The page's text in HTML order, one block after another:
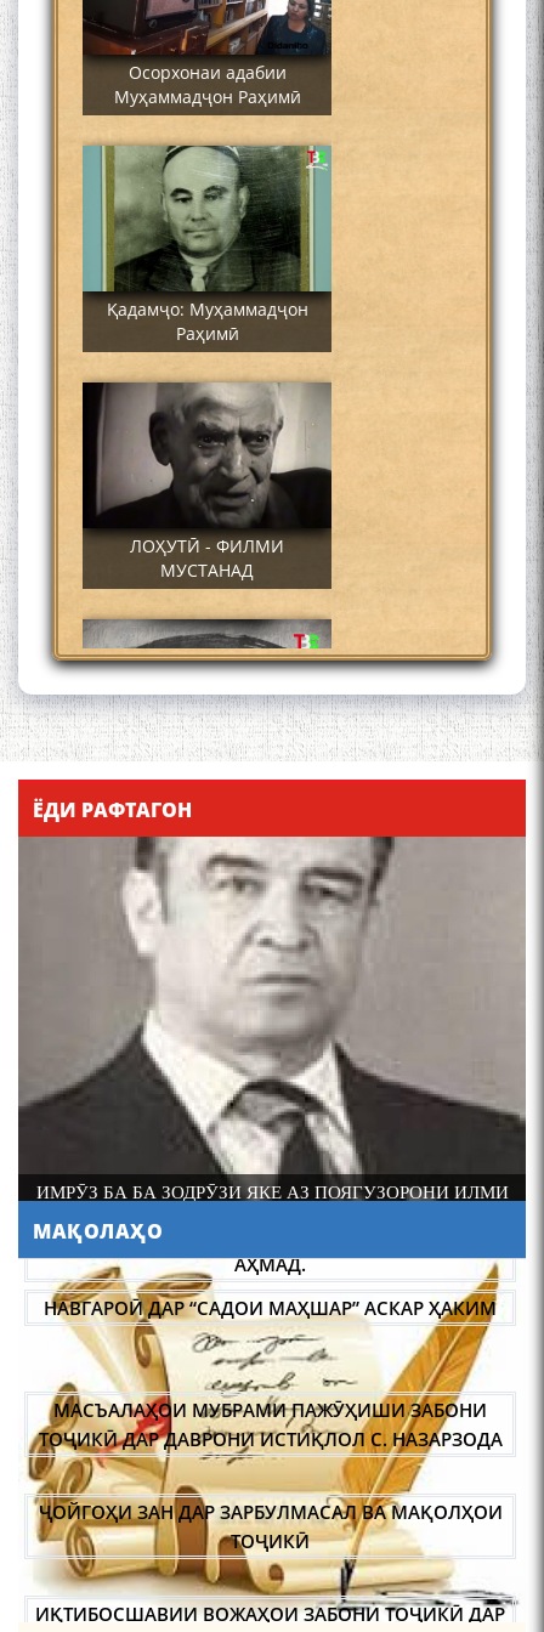
Осорхонаи адабии
Муҳаммадҷон Раҳимӣ
Қадамҷо: Муҳаммадҷон
Раҳимӣ
ЛОҲУТӢ - ФИЛМИ
МУСТАНАД
Қадамҷо - Лоҳутӣ
4-уми декабр- зодрӯзи
шоири абадзинда Абулқосим
Лоҳутӣ
АБУЛҚОСИМ ЛОҲУТӢ /
ABULQOSIM LOHUTY/
Что знают в Ташкенте о
Мирзо Турсунзаде, чьим
именем назвали станцию
метро?
ЁДИ РАФТАГОН
ИМРӮЗ БА БА ЗОДРӮЗИ ЯКЕ АЗ ПОЯГУЗОРОНИ ИЛМИ
АМОНОВ САД СОЛ ПУР ШУД.
МАҚОЛАҲО
НАВГАРОӢ ДАР “САДОИ МАҲШАР” АСКАР ҲАКИМ
МАСЪАЛАҲОИ МУБРАМИ ПАЖӮҲИШИ ЗАБОНИ
ТОҶИКӢ ДАР ДАВРОНИ ИСТИҚЛОЛ С. НАЗАРЗОДА
ҶОЙГОҲИ ЗАН ДАР ЗАРБУЛМАСАЛ ВА МАҚОЛҲОИ
ТОҶИКӢ
ИҚТИБОСШАВИИ ВОЖАҲОИ ЗАБОНИ ТОҶИКӢ ДАР
ЗАБОНИ ВАХОНӢ З. МАМАДАМИНОВА.